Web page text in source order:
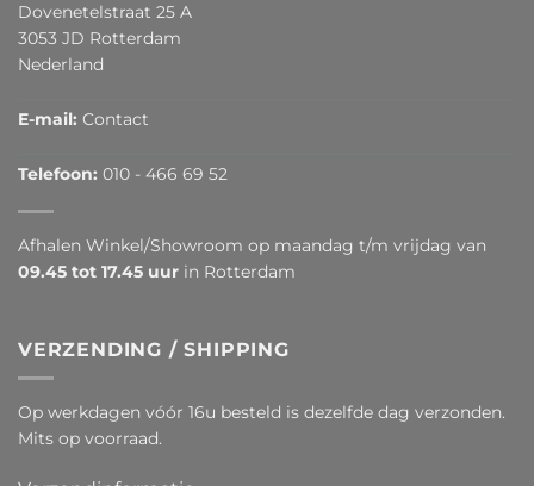
Dovenetelstraat 25 A
3053 JD Rotterdam
Nederland
E-mail: Contact
Telefoon: 010 - 466 69 52
Afhalen Winkel/Showroom op maandag t/m vrijdag van
09.45 tot 17.45 uur in Rotterdam
VERZENDING / SHIPPING
Op werkdagen vóór 16u besteld is dezelfde dag verzonden.
Mits op voorraad.